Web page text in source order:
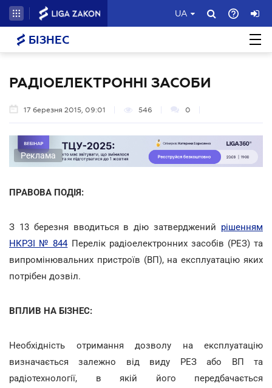
UA
БІЗНЕС
РАДІОЕЛЕКТРОННІ ЗАСОБИ
17 березня 2015, 09:01 546 0
Реклама
ПРАВОВА ПОДІЯ:
З 13 березня вводиться в дію затверджений рішенням
НКРЗІ № 844Перелік радіоелектронних засобів (РЕЗ) та
випромінювальних пристроїв (ВП), на експлуатацію яких
потрібен дозвіл.
ВПЛИВ НА БІЗНЕС:
Необхідність отримання дозволу на експлуатацію
визначається залежно від виду РЕЗ або ВП та
радіотехнології, в якій його передбачається